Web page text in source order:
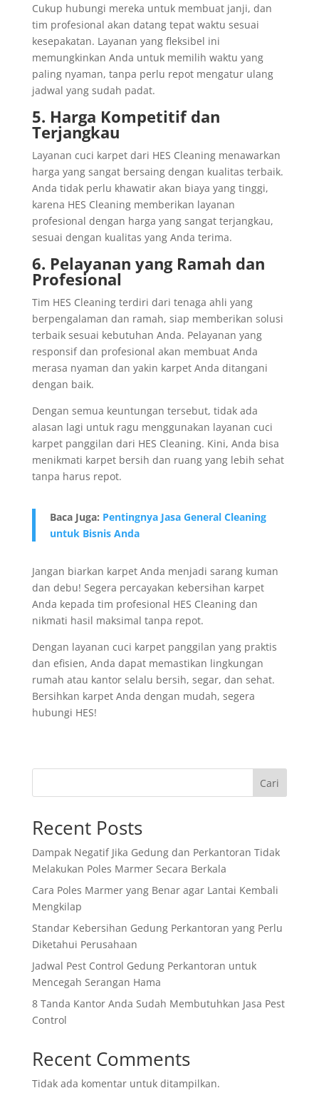
Cukup hubungi mereka untuk membuat janji, dan
tim profesional akan datang tepat waktu sesuai
kesepakatan. Layanan yang fleksibel ini
memungkinkan Anda untuk memilih waktu yang
paling nyaman, tanpa perlu repot mengatur ulang
jadwal yang sudah padat.
5. Harga Kompetitif dan
Terjangkau
Layanan cuci karpet dari HES Cleaning menawarkan
harga yang sangat bersaing dengan kualitas terbaik.
Anda tidak perlu khawatir akan biaya yang tinggi,
karena HES Cleaning memberikan layanan
profesional dengan harga yang sangat terjangkau,
sesuai dengan kualitas yang Anda terima.
6. Pelayanan yang Ramah dan
Profesional
Tim HES Cleaning terdiri dari tenaga ahli yang
berpengalaman dan ramah, siap memberikan solusi
terbaik sesuai kebutuhan Anda. Pelayanan yang
responsif dan profesional akan membuat Anda
merasa nyaman dan yakin karpet Anda ditangani
dengan baik.
Dengan semua keuntungan tersebut, tidak ada
alasan lagi untuk ragu menggunakan layanan cuci
karpet panggilan dari HES Cleaning. Kini, Anda bisa
menikmati karpet bersih dan ruang yang lebih sehat
tanpa harus repot.
Baca Juga: Pentingnya Jasa General Cleaning
untuk Bisnis Anda
Jangan biarkan karpet Anda menjadi sarang kuman
dan debu! Segera percayakan kebersihan karpet
Anda kepada tim profesional HES Cleaning dan
nikmati hasil maksimal tanpa repot.
Dengan layanan cuci karpet panggilan yang praktis
dan efisien, Anda dapat memastikan lingkungan
rumah atau kantor selalu bersih, segar, dan sehat.
Bersihkan karpet Anda dengan mudah, segera
hubungi HES!
Cari
Recent Posts
Dampak Negatif Jika Gedung dan Perkantoran Tidak
Melakukan Poles Marmer Secara Berkala
Cara Poles Marmer yang Benar agar Lantai Kembali
Mengkilap
Standar Kebersihan Gedung Perkantoran yang Perlu
Diketahui Perusahaan
Jadwal Pest Control Gedung Perkantoran untuk
Mencegah Serangan Hama
8 Tanda Kantor Anda Sudah Membutuhkan Jasa Pest
Control
Recent Comments
Tidak ada komentar untuk ditampilkan.